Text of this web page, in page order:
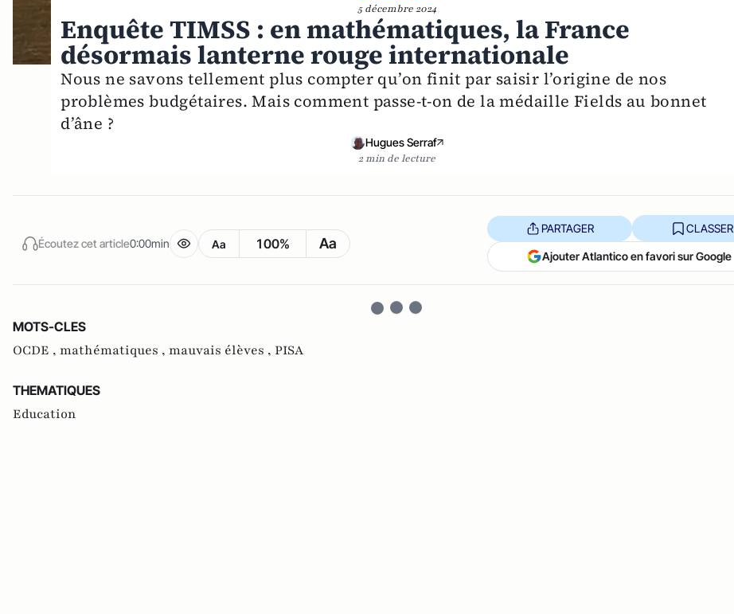
5 décembre 2024
Enquête TIMSS : en mathématiques, la France
désormais lanterne rouge internationale
Nous ne savons tellement plus compter qu’on finit par saisir l’origine de nos
problèmes budgétaires. Mais comment passe-t-on de la médaille Fields au bonnet
d’âne ?
Hugues Serraf
2 min de lecture
Écoutez cet article0:00min Aa 100% Aa
PARTAGER CLASSER
Ajouter Atlantico en favori sur Google
MOTS-CLES
OCDE , mathématiques , mauvais élèves , PISA
THEMATIQUES
Education